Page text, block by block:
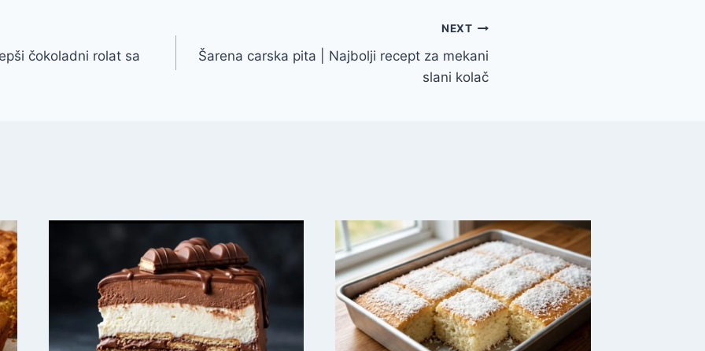
čokoladni rolat sa
NEXT
Šarena carska pita | Najbolji recept za mekani
slani kolač